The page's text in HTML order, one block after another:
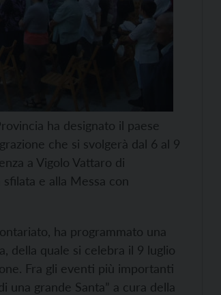
ha designato il paese
che si svolgerà dal 6 al 9
a Vigolo Vattaro di
e alla Messa con
ha programmato una
della quale si celebra il 9 luglio
Fra gli eventi più importanti
una grande Santa” a cura della